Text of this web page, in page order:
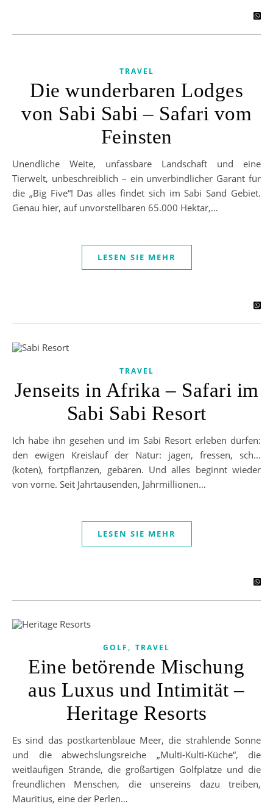
TRAVEL
Die wunderbaren Lodges
von Sabi Sabi – Safari vom
Feinsten
Unendliche Weite, unfassbare Landschaft und eine
Tierwelt, unbeschreiblich – ein unverbindlicher Garant für
die „Big Five“! Das alles findet sich im Sabi Sand Gebiet.
Genau hier, auf unvorstellbaren 65.000 Hektar,…
LESEN SIE MEHR
TRAVEL
Jenseits in Afrika – Safari im
Sabi Sabi Resort
Ich habe ihn gesehen und im Sabi Resort erleben dürfen:
den ewigen Kreislauf der Natur: jagen, fressen, sch…
(koten), fortpflanzen, gebären. Und alles beginnt wieder
von vorne. Seit Jahrtausenden, Jahrmillionen…
LESEN SIE MEHR
GOLF , TRAVEL
Eine betörende Mischung
aus Luxus und Intimität –
Heritage Resorts
Es sind das postkartenblaue Meer, die strahlende Sonne
und die abwechslungsreiche „Multi-Kulti-Küche“, die
weitläufigen Strände, die großartigen Golfplätze und die
freundlichen Menschen, die unsereins dazu treiben,
Mauritius, eine der Perlen…